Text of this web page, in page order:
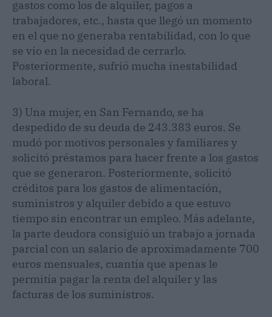
gastos como los de alquiler, pagos a
trabajadores, etc., hasta que llegó un momento
en el que no generaba rentabilidad, con lo que
se vio en la necesidad de cerrarlo.
Posteriormente, sufrió mucha inestabilidad
laboral.
3) Una mujer, en San Fernando, se ha
despedido de su deuda de 243.383 euros. Se
mudó por motivos personales y familiares y
solicitó préstamos para hacer frente a los gastos
que se generaron. Posteriormente, solicitó
créditos para los gastos de alimentación,
suministros y alquiler debido a que estuvo
tiempo sin encontrar un empleo. Más adelante,
la parte deudora consiguió un trabajo a jornada
parcial con un salario de aproximadamente 700
euros mensuales, cuantía que apenas le
permitía pagar la renta del alquiler y las
facturas de los suministros.